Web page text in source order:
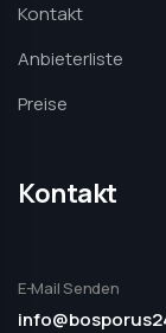
Kontakt
Anbieterliste
Preise
Kontakt
E-Mail Senden